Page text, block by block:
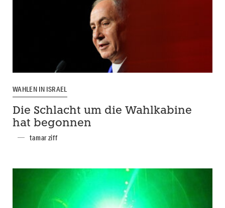
WAHLEN IN ISRAEL
Die Schlacht um die Wahlkabine
hat begonnen
tamar ziff